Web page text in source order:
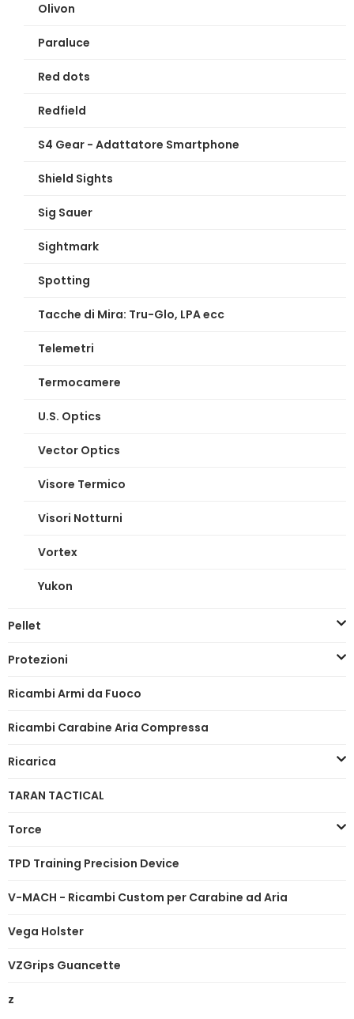
Olivon
Paraluce
Red dots
Redfield
S4 Gear - Adattatore Smartphone
Shield Sights
Sig Sauer
Sightmark
Spotting
Tacche di Mira: Tru-Glo, LPA ecc
Telemetri
Termocamere
U.S. Optics
Vector Optics
Visore Termico
Visori Notturni
Vortex
Yukon
Pellet
Protezioni
Ricambi Armi da Fuoco
Ricambi Carabine Aria Compressa
Ricarica
TARAN TACTICAL
Torce
TPD Training Precision Device
V-MACH - Ricambi Custom per Carabine ad Aria
Vega Holster
VZGrips Guancette
z